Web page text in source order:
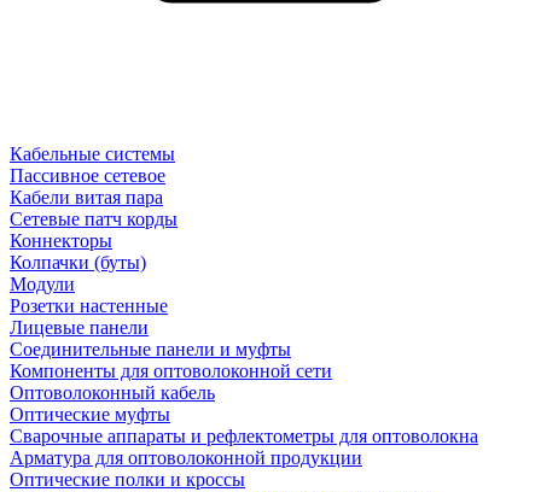
Кабельные системы
Пассивное сетевое
Кабели витая пара
Сетевые патч корды
Коннекторы
Колпачки (буты)
Модули
Розетки настенные
Лицевые панели
Соединительные панели и муфты
Компоненты для оптоволоконной сети
Оптоволоконный кабель
Оптические муфты
Сварочные аппараты и рефлектометры для оптоволокна
Арматура для оптоволоконной продукции
Оптические полки и кроссы